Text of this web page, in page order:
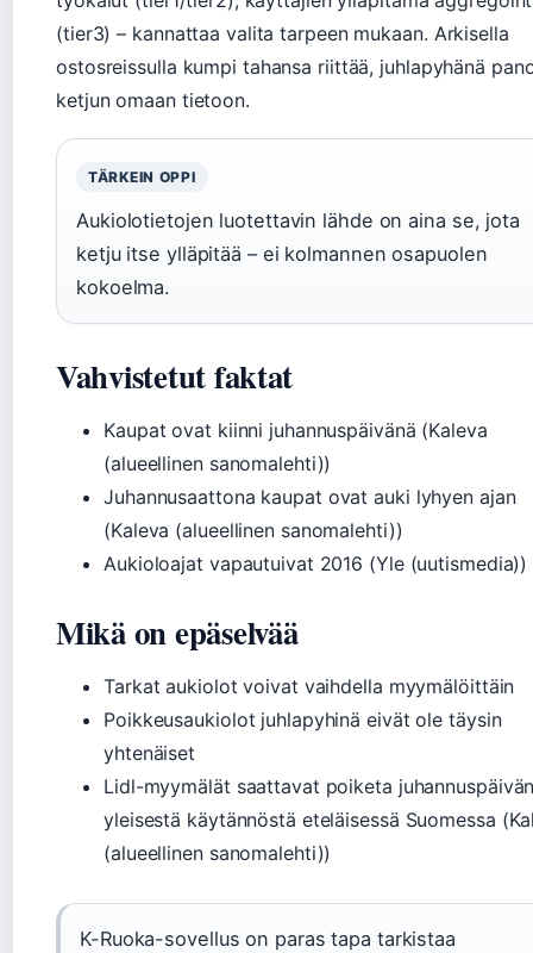
(tier3) – kannattaa valita tarpeen mukaan. Arkisella
ostosreissulla kumpi tahansa riittää, juhlapyhänä
ketjun omaan tietoon.
TÄRKEIN OPPI
Aukiolotietojen luotettavin lähde on aina se, jota
ketju itse ylläpitää – ei kolmannen osapuolen
kokoelma.
Vahvistetut faktat
Kaupat ovat kiinni juhannuspäivänä (Kaleva
(alueellinen sanomalehti))
Juhannusaattona kaupat ovat auki lyhyen ajan
(Kaleva (alueellinen sanomalehti))
Aukioloajat vapautuivat 2016 (Yle (uutismedia))
Mikä on epäselvää
Tarkat aukiolot voivat vaihdella myymälöittäin
Poikkeusaukiolot juhlapyhinä eivät ole täysin
yhtenäiset
Lidl-myymälät saattavat poiketa
yleisestä käytännöstä eteläisessä Suomessa
(alueellinen sanomalehti))
K-Ruoka-sovellus on paras tapa tarkistaa